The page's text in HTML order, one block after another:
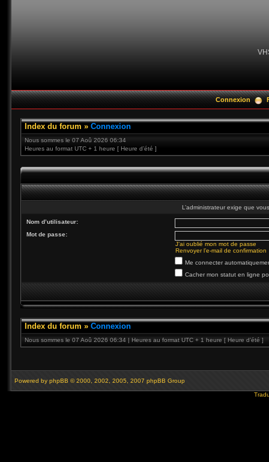
Connexion
Index du forum » Connexion
Nous sommes le 07 Aoû 2026 06:34
Heures au format UTC + 1 heure [ Heure d’été ]
L’administrateur exige que
Nom d’utilisateur:
Mot de passe:
J’ai oublié mon mot de passe
Renvoyer l’e-mail de confirmation
Me connecter
Cacher mon statut en ligne
Index du forum » Connexion
Nous sommes le 07 Aoû 2026 06:34 | Heures au format UTC + 1 heure [ Heure d’été ]
Powered by phpBB © 2000, 2002, 2005, 2007 phpBB Group